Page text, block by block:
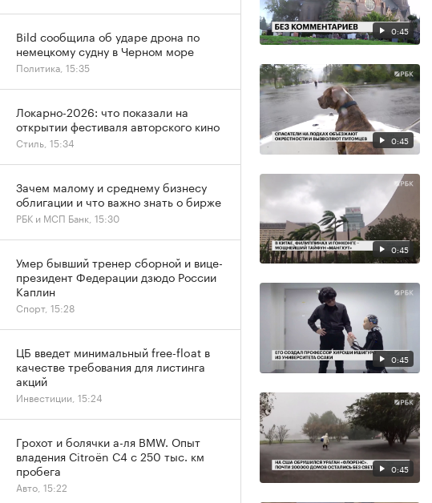
0:45
0:45
0:45
0:45
0:45
Bild сообщила об ударе дрона по
немецкому судну в Черном море
Политика, 15:35
Локарно-2026: что показали на
открытии фестиваля авторского кино
Стиль, 15:34
Зачем малому и среднему бизнесу
облигации и что важно знать о бирже
РБК и МСП Банк, 15:30
Умер бывший тренер сборной и вице-
президент Федерации дзюдо России
Каплин
Спорт, 15:28
ЦБ введет минимальный free-float в
качестве требования для листинга
акций
Инвестиции, 15:24
Грохот и болячки а-ля BMW. Опыт
владения Citroёn C4 с 250 тыс. км
пробега
Авто, 15:22